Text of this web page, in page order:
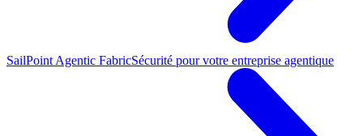
SailPoint Agentic FabricSécurité pour votre entreprise agentique